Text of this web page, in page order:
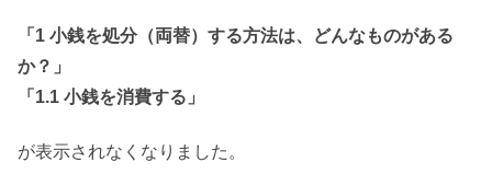
「1 小銭を処分（両替）する方法は、どんなものがある
か？」
「1.1 小銭を消費する」
が表示されなくなりました。